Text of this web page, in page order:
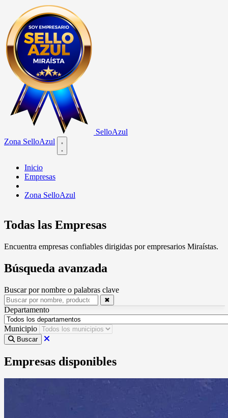
SelloAzul
Zona SelloAzul
Open main menu
Inicio
Empresas
Zona SelloAzul
Todas las Empresas
Encuentra empresas confiables dirigidas por empresarios Miraístas.
Búsqueda avanzada
Buscar por nombre o palabras clave
✖
Departamento
Municipio
Buscar
Empresas disponibles